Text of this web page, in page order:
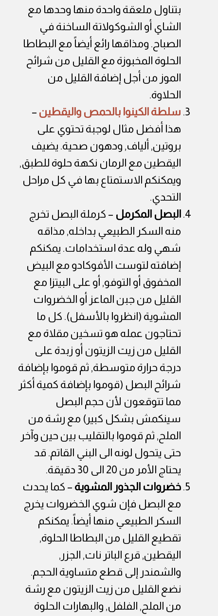
بتناول ملعقة واحدة منها وحدها مع
الشاي أو الشوكولاتة الساخنة في
الصباح. ومذاقها رائع أيضاً مع البطاطا
الحلوة المخبوزة مع القليل من شرائح
الموز من أجل إضافة القليل من
الحلاوة.
سلطة الكينوا بالحمص واليقطين –
هذا أفضل مثال لوجبة تحتوي على
بروتين, ألياف, ودهون صحية. يضيف
اليقطين مع الرمان نكهة حلوة للطبق,
ويمكنكم الاستمتاع بها في كل مراحل
التحدي.
البصل المكرمل – كرملة البصل تخرج
منه السكر الطبيعي بداخله, مذاقه
شهي وله عدة استخدامات. يمكنكم
إضافته لتوست الأفوكادو مع البيض
المخفوق أو التوفو, أو على البيتزا مع
القليل من جبن الماعز أو الخضروات
المشوية (انظروا بالأسفل). كل ما
تحتاجون عمله هو تسخين مقلاة مع
القليل من زيت الزيتون أو زبدة على
درجة حرارة متوسطة, ثم قوموا بإضافة
شرائح البصل (قوموا بإضافة كمية أكثر
مما تتوقعون لأن حجم البصل
سينكمش بشكل كبير) مع رشة من
الملح, ثم قوموا بالتقليب بين حين وآخر
حتى يتحول لونه الى البني القاتم. قد
يحتاج الأمر من 20 الى 30 دقيقة.
خضروات الجذور المشوية – كما يحدث
مع البصل فإن شوي الخضروات يخرج
السكر الطبيعي منها أيضاً. يمكنكم
تقطيع القليل من البطاطا الحلوة,
اليقطين, قرع الباتر نات, الجزر,
والشمندر إلى قطع متساوية الحجم.
نضع القليل من زيت الزيتون مع رشة
من الملح, الفلفل, والبهارات الحلوة